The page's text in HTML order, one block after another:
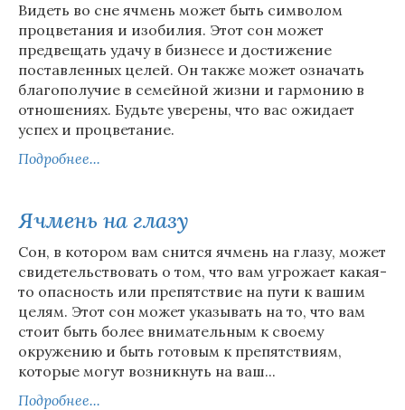
Видеть во сне ячмень может быть символом
процветания и изобилия. Этот сон может
предвещать удачу в бизнесе и достижение
поставленных целей. Он также может означать
благополучие в семейной жизни и гармонию в
отношениях. Будьте уверены, что вас ожидает
успех и процветание.
Подробнее...
Ячмень на глазу
Сон, в котором вам снится ячмень на глазу, может
свидетельствовать о том, что вам угрожает какая-
то опасность или препятствие на пути к вашим
целям. Этот сон может указывать на то, что вам
стоит быть более внимательным к своему
окружению и быть готовым к препятствиям,
которые могут возникнуть на ваш...
Подробнее...